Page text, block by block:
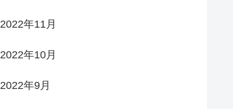
2022年11月
2022年10月
2022年9月